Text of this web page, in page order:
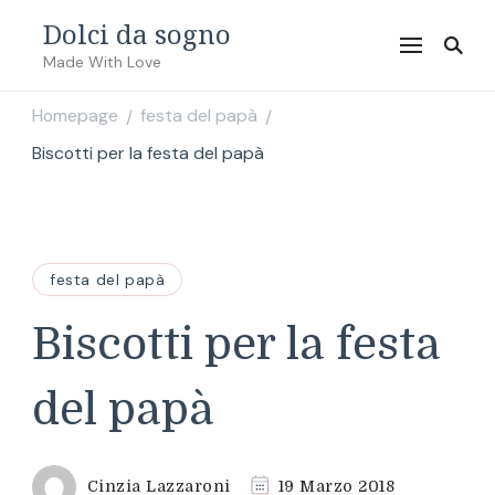
Dolci da sogno
Made With Love
Homepage / festa del papà /
Biscotti per la festa del papà
festa del papà
Biscotti per la festa
del papà
Cinzia Lazzaroni 19 Marzo 2018